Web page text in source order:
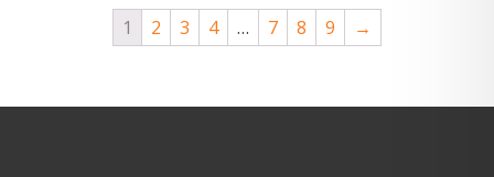
1 2 3 4 … 7 8 9 →